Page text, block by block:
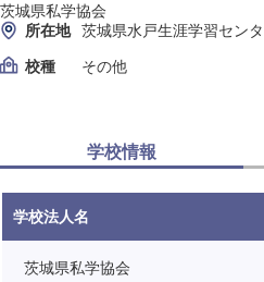
茨城県私学協会
所在地 茨城県水戸生涯学習セン
校種
その他
学校情報
学校法人名
茨城県私学協会